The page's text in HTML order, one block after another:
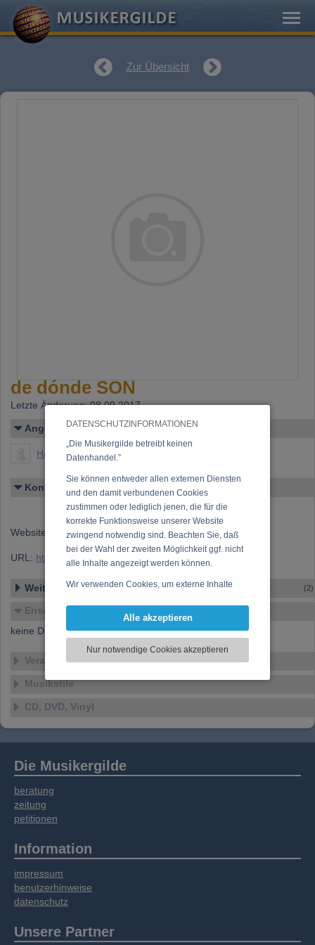
DATENSCHUTZINFORMATIONEN
„Die Musikergilde betreibt keinen
Datenhandel.”
Sie können entweder allen externen Diensten
und den damit verbundenen Cookies
zustimmen oder lediglich jenen, die für die
korrekte Funktionsweise unserer Website
zwingend notwendig sind. Beachten Sie, daß
bei der Wahl der zweiten Möglichkeit ggf. nicht
alle Inhalte angezeigt werden können.
Wir verwenden Cookies, um externe Inhalte
Funktionen für soziale Medien anbieten zu
zu analysieren. Dabei werden ggf.
Informationen zu Ihrer Verwendung unserer
soziale Medien, Werbung und Analysen
Informationen möglicherweise mit weiteren
Alle akzeptieren
Nur notwendige Cookies akzeptieren
Zur Übersicht
de dónde SON
Letzte Änderung: 08.09.2017
Angelegt von
Hackner, Kurt
Kontakt
Website: http://www.dedondeson.at
URL: https://www.musikergilde.at/ensemble/3761.htm
Weitere Ensembles (2)
Ensemble-Details
keine Details verfügbar
Veranstaltungen
Musikstile
CD, DVD, Vinyl
Die Musikergilde
beratung
zeitung
petitionen
Information
impressum
benutzerhinweise
datenschutz
Unsere Partner